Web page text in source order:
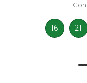
16 21